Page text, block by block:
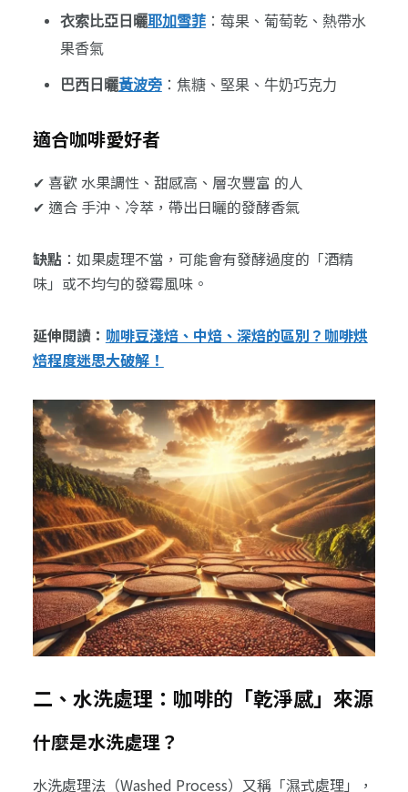
衣索比亞日曬耶加雪菲：莓果、葡萄乾、熱帶水
果香氣
巴西日曬黃波旁：焦糖、堅果、牛奶巧克力
適合咖啡愛好者
✔ 喜歡 水果調性、甜感高、層次豐富 的人
✔ 適合 手沖、冷萃，帶出日曬的發酵香氣
缺點 ：如果處理不當，可能會有發酵過度的「酒精
味」或不均勻的發霉風味。
延伸閱讀： 咖啡豆淺焙、中焙、深焙的區別？咖啡烘
焙程度迷思大破解！
二、水洗處理：咖啡的「乾淨感」來源
什麼是水洗處理？
水洗處理法（Washed Process）又稱「濕式處理」，